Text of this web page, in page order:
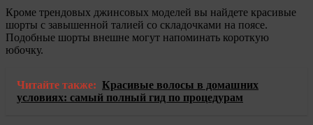
Кроме трендовых джинсовых моделей вы найдете красивые
шорты с завышенной талией со складочками на поясе.
Подобные шорты внешне могут напоминать короткую
юбочку.
Читайте также: Красивые волосы в домашних
условиях: самый полный гид по процедурам